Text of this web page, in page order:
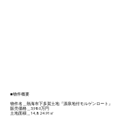
■物件概要
物件名＿熱海市下多賀土地『源泉地付モルゲンロート』
販売価格＿3,980万円
土地面積＿14,824.91㎡